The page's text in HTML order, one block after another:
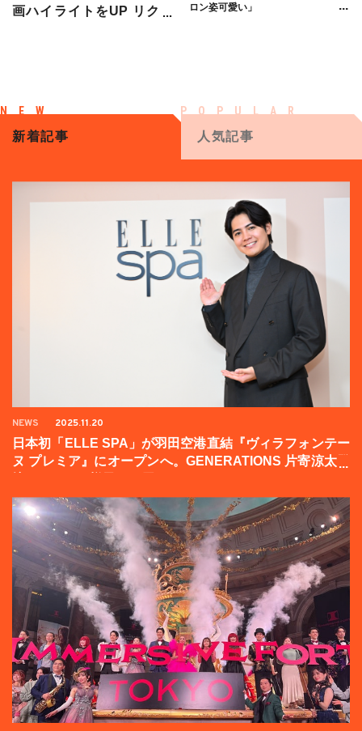
画ハイライトをUP リクエ
ロン姿可愛い」
新着記事 人気記事
NEWS 2025.11.20
日本初「ELLE SPA」が羽田空港直結『ヴィラフォンテー
ヌ プレミア』にオープンへ。GENERATIONS 片寄涼太登